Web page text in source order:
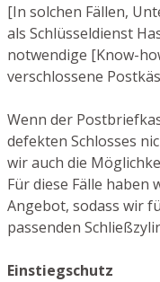
[In solchen Fällen,
als Schlüsseldienst
notwendige [Know-
verschlossene
Wenn der
defekten Schlosses
wir auch die
Für diese Fälle haben
Angebot, sodass wir
passenden
Einstiegschutz